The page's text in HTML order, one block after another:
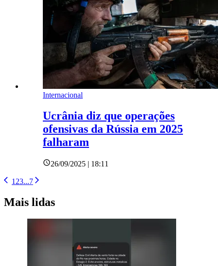
Internacional
Ucrânia diz que operações
ofensivas da Rússia em 2025
falharam
26/09/2025 | 18:11
1 23...7
Mais lidas